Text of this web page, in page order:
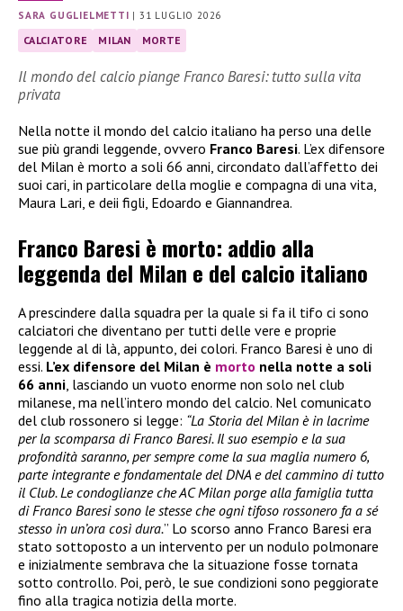
SARA GUGLIELMETTI |31 LUGLIO 2026
CALCIATORE MILAN MORTE
Il mondo del calcio piange Franco Baresi: tutto sulla vita
privata
Nella notte il mondo del calcio italiano ha perso una delle
sue più grandi leggende, ovvero Franco Baresi. L’ex difensore
del Milan è morto a soli 66 anni, circondato dall’affetto dei
suoi cari, in particolare della moglie e compagna di una vita,
Maura Lari, e deii figli, Edoardo e Giannandrea.
Franco Baresi è morto: addio alla
leggenda del Milan e del calcio italiano
A prescindere dalla squadra per la quale si fa il tifo ci sono
calciatori che diventano per tutti delle vere e proprie
leggende al di là, appunto, dei colori. Franco Baresi è uno di
essi. L’ex difensore del Milan è morto nella notte a soli
66 anni, lasciando un vuoto enorme non solo nel club
milanese, ma nell’intero mondo del calcio. Nel comunicato
del club rossonero si legge: “La Storia del Milan è in lacrime
per la scomparsa di Franco Baresi. Il suo esempio e la sua
profondità saranno, per sempre come la sua maglia numero 6,
parte integrante e fondamentale del DNA e del cammino di tutto
il Club. Le condoglianze che AC Milan porge alla famiglia tutta
di Franco Baresi sono le stesse che ogni tifoso rossonero fa a sé
stesso in un’ora così dura.” Lo scorso anno Franco Baresi era
stato sottoposto a un intervento per un nodulo polmonare
e inizialmente sembrava che la situazione fosse tornata
sotto controllo. Poi, però, le sue condizioni sono peggiorate
fino alla tragica notizia della morte.